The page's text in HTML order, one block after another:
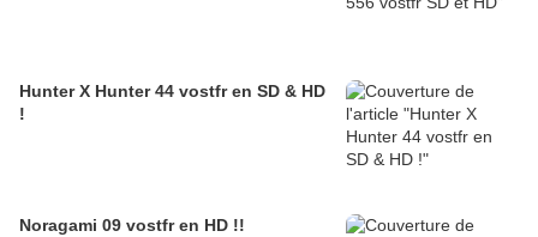
Hunter X Hunter 44 vostfr en SD & HD
!
Noragami 09 vostfr en HD !!